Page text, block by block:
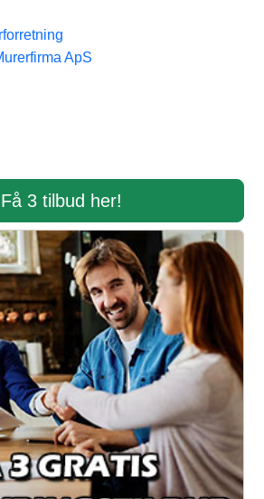
ApS
Få 3 tilbud her!